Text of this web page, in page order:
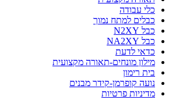
כלי עבודה
כבלים למתח נמוך
כבל N2XY
כבל NA2XY
כדאי לדעת
מילון מונחים-תאורה מקצועית
בית רימון
נועה קופרמן-קידר מבנים
מדיניות פרטיות